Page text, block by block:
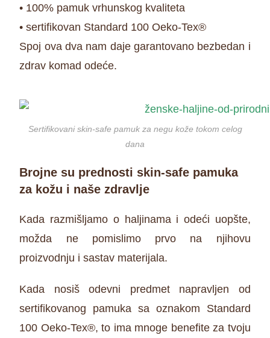
• 100% pamuk vrhunskog kvaliteta
• sertifikovan Standard 100 Oeko-Tex®
Spoj ova dva nam daje garantovano bezbedan i
zdrav komad odeće.
Sertifikovani skin-safe pamuk za negu kože tokom celog
dana
Brojne su prednosti skin-safe pamuka
za kožu i naše zdravlje
Kada razmišljamo o haljinama i odeći uopšte,
možda ne pomislimo prvo na njihovu
proizvodnju i sastav materijala.
Kada nosiš odevni predmet napravljen od
sertifikovanog pamuka sa oznakom Standard
100 Oeko-Tex®, to ima mnoge benefite za tvoju